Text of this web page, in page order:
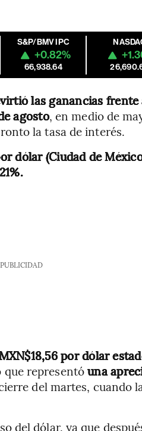
S&P/BMV IPC
+0.82%
66,938.64
las ganancias
agosto, en medio de
la tasa de interés.
dólar (Ciudad de
PUBLICIDAD
por dólar
que representóuna
del martes, cuando
del dólar, ya que